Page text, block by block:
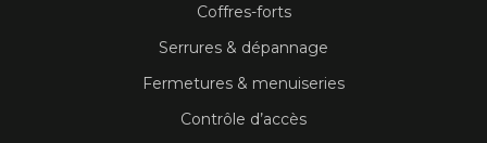
Coffres-forts
Serrures & dépannage
Fermetures & menuiseries
Contrôle d’accès